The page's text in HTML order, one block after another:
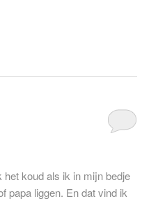
koud als ik in mijn bedje
papa liggen. En dat vind ik